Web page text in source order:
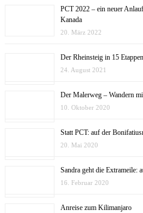
PCT 2022 – ein neuer
Kanada
20. März 2022
Der Rheinsteig in 15
24. August 2021
Der Malerweg – Wandern
10. Oktober 2020
Statt PCT: auf der
20. Mai 2020
Sandra geht die Extrameile:
16. Februar 2020
Anreise zum Kilimanjaro